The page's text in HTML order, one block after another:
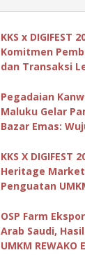
KKS x DIGIFEST
Komitmen
dan Transaksi
Pegadaian
Maluku Gelar
Bazar Emas:
KKS X
Heritage
Penguatan
OSP Farm
Arab Saudi,
UMKM REWAKO